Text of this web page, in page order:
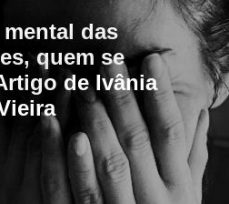
das
quem se
de Ivânia